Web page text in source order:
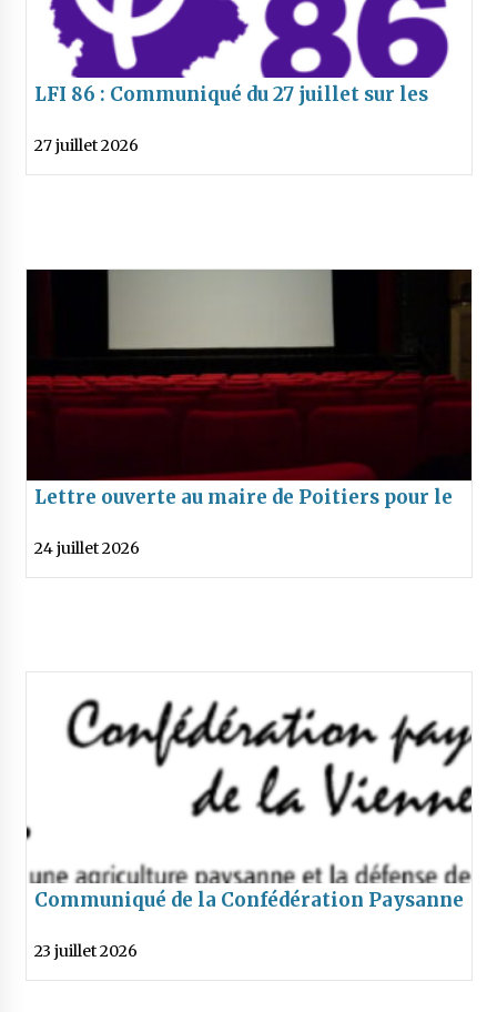
LFI 86 : Communiqué du 27 juillet sur les
27 juillet 2026
Lettre ouverte au maire de Poitiers pour le
24 juillet 2026
Communiqué de la Confédération Paysanne
et de Mme Bellamy
23 juillet 2026